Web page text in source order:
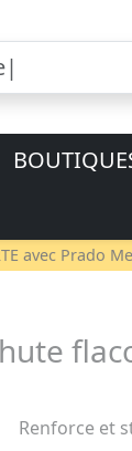
avec Prado
Renforce et